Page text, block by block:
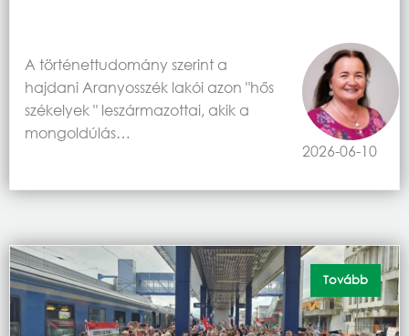
2026-06-10
A történettudomány szerint a
hajdani Aranyosszék lakói azon "hős
székelyek " leszármazottai, akik a
mongoldúlás…
Tovább